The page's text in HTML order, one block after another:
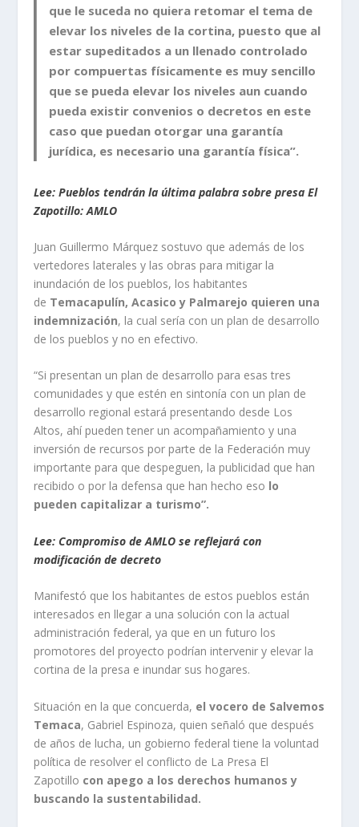
que le suceda no quiera retomar el tema de
elevar los niveles de la cortina, puesto que al
estar supeditados a un llenado controlado
por compuertas físicamente es muy sencillo
que se pueda elevar los niveles aun cuando
pueda existir convenios o decretos en este
caso que puedan otorgar una garantía
jurídica, es necesario una garantía física”.
Lee: Pueblos tendrán la última palabra sobre presa El
Zapotillo: AMLO
Juan Guillermo Márquez sostuvo que además de los
vertedores laterales y las obras para mitigar la
inundación de los pueblos, los habitantes
de Temacapulín, Acasico y Palmarejo quieren una
indemnización, la cual sería con un plan de desarrollo
de los pueblos y no en efectivo.
“Si presentan un plan de desarrollo para esas tres
comunidades y que estén en sintonía con un plan de
desarrollo regional estará presentando desde Los
Altos, ahí pueden tener un acompañamiento y una
inversión de recursos por parte de la Federación muy
importante para que despeguen, la publicidad que han
recibido o por la defensa que han hecho eso lo
pueden capitalizar a turismo”.
Lee: Compromiso de AMLO se reflejará con
modificación de decreto
Manifestó que los habitantes de estos pueblos están
interesados en llegar a una solución con la actual
administración federal, ya que en un futuro los
promotores del proyecto podrían intervenir y elevar la
cortina de la presa e inundar sus hogares.
Situación en la que concuerda, el vocero de Salvemos
Temaca, Gabriel Espinoza, quien señaló que después
de años de lucha, un gobierno federal tiene la voluntad
política de resolver el conflicto de La Presa El
Zapotillo con apego a los derechos humanos y
buscando la sustentabilidad.